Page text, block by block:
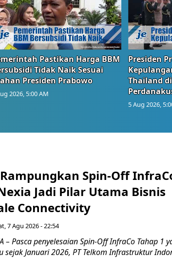
Pastikan Harga BBM
Tidak Naik Sesuai
Presiden Prabowo
2026, 5:00 AM
Presiden
Thailand
5 Aug 2026,
Spin-Off
Jadi Pilar Utama Bisnis
Connectivity
7 Agu 2026 - 22:54
– Pasca penyelesaian Spin-Off InfraCo Tahap 1
sejak Januari 2026, PT Telkom Infrastruktur